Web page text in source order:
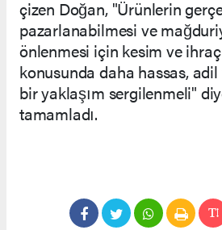
çizen Doğan, "Ürünlerin
pazarlanabilmesi ve
önlenmesi için kesim ve
konusunda daha hassas,
bir yaklaşım sergilenmeli"
tamamladı.